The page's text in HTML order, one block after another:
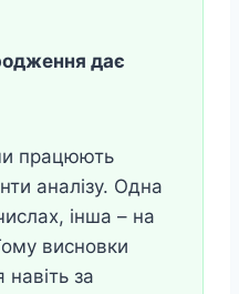
дає
працюють
аналізу. Одна
інша – на
висновки
навіть за